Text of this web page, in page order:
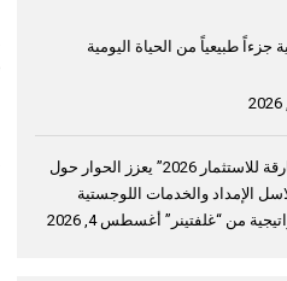
جزءاً طبيعياً من الحياة اليومية
“منتدى الشارقة للاستثمار 2026” يعزز الحوار حول
الإمداد والخدمات اللوجستية
من “غلفتينر” أغسطس 4, 2026